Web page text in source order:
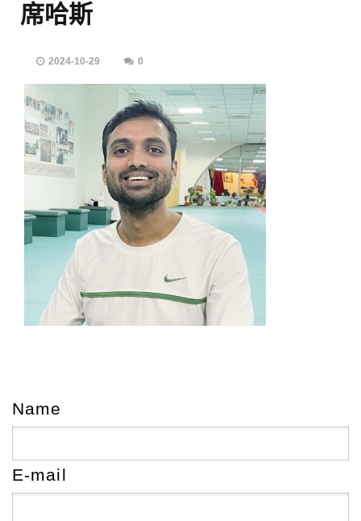
席哈斯
2024-10-29 0
Name
E-mail